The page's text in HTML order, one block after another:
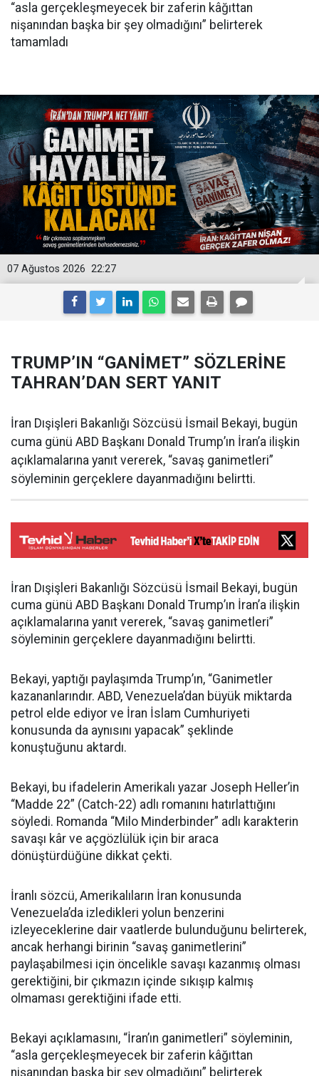
“asla gerçekleşmeyecek bir zaferin kâğıttan
nişanından başka bir şey olmadığını” belirterek
tamamladı
22:27
07 Ağustos 2026
TRUMP’IN “GANİMET” SÖZLERİNE
TAHRAN’DAN SERT YANIT
İran Dışişleri Bakanlığı Sözcüsü İsmail Bekayi, bugün
cuma günü ABD Başkanı Donald Trump’ın İran’a ilişkin
açıklamalarına yanıt vererek, “savaş ganimetleri”
söyleminin gerçeklere dayanmadığını belirtti.
İran Dışişleri Bakanlığı Sözcüsü İsmail Bekayi, bugün
cuma günü ABD Başkanı Donald Trump’ın İran’a ilişkin
açıklamalarına yanıt vererek, “savaş ganimetleri”
söyleminin gerçeklere dayanmadığını belirtti.
Bekayi, yaptığı paylaşımda Trump’ın, “Ganimetler
kazananlarındır. ABD, Venezuela’dan büyük miktarda
petrol elde ediyor ve İran İslam Cumhuriyeti
konusunda da aynısını yapacak” şeklinde
konuştuğunu aktardı.
Bekayi, bu ifadelerin Amerikalı yazar Joseph Heller’in
“Madde 22” (Catch-22) adlı romanını hatırlattığını
söyledi. Romanda “Milo Minderbinder” adlı karakterin
savaşı kâr ve açgözlülük için bir araca
dönüştürdüğüne dikkat çekti.
İranlı sözcü, Amerikalıların İran konusunda
Venezuela’da izledikleri yolun benzerini
izleyeceklerine dair vaatlerde bulunduğunu belirterek,
ancak herhangi birinin “savaş ganimetlerini”
paylaşabilmesi için öncelikle savaşı kazanmış olması
gerektiğini, bir çıkmazın içinde sıkışıp kalmış
olmaması gerektiğini ifade etti.
Bekayi açıklamasını, “İran’ın ganimetleri” söyleminin,
“asla gerçekleşmeyecek bir zaferin kâğıttan
nişanından başka bir şey olmadığını” belirterek